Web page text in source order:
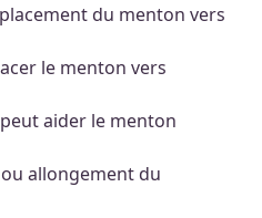
du menton vers
le menton vers
aider le menton
allongement du